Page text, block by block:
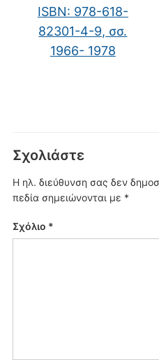
ISBN: 978-618-
82301-4-9, σσ.
1966- 1978
Σχολιάστε
Η ηλ. διεύθυνση σας δεν
πεδία σημειώνονται με *
Σχόλιο *